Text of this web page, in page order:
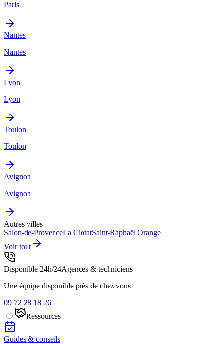
Paris
Nantes
Nantes
Lyon
Lyon
Toulon
Toulon
Avignon
Avignon
Autres villes
Salon-de-ProvenceLa CiotatSaint-Raphaël Orange
Voir tout
Disponible 24h/24Agences & techniciens
Une équipe disponible près de chez vous
09 72 28 18 26
Ressources
Guides & conseils